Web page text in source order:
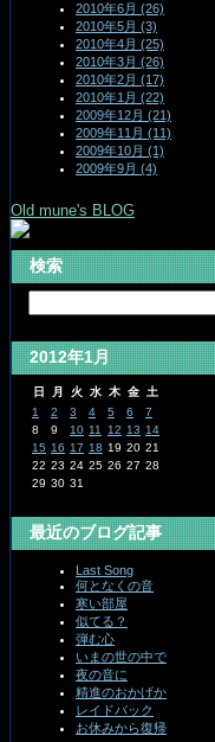
2010年6月 (26)
2010年5月 (3)
2010年4月 (25)
2010年3月 (26)
2010年2月 (17)
2010年1月 (22)
2009年12月 (21)
2009年11月 (11)
2009年10月 (1)
2009年9月 (4)
Old mune's BLOG
検索
2012年1月
日 月 火 水 木 金 土
1
2 3 4 5 6
7
8
9 10 11 12 13 14
15 16 17 18 19 20 21
22 23 24 25 26 27 28
29 30 31
最近のブログ記事
Last Song
何となくの音
寒い部屋
似てる？
弾む心
いまの世の中で
夜の音に
精進のおかげか
レイドバック
お休みから復帰